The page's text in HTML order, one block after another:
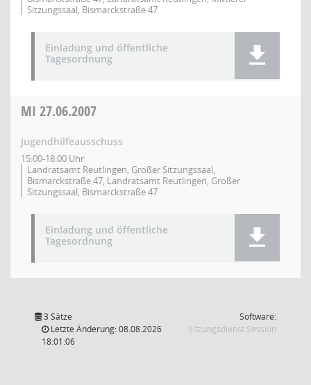
Sitzungssaal, Bismarckstraße 47
Einladung und öffentliche
Tagesordnung
MI 27.06.2007
Jugendhilfeausschuss
15:00-18:00 Uhr
Landratsamt Reutlingen, Großer Sitzungssaal,
Bismarckstraße 47, Landratsamt Reutlingen, Großer
Sitzungssaal, Bismarckstraße 47
Einladung und öffentliche
Tagesordnung
3 Sätze
Letzte Änderung: 08.08.2026
18:01:06
Software:
Sitzungsdienst Session